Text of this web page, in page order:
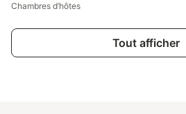
Chambres d’hôtes
Tout afficher